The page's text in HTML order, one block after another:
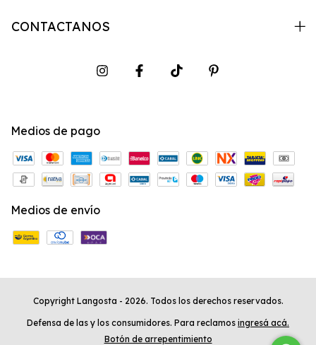
CONTACTANOS
Medios de pago
Medios de envío
Copyright Langosta - 2026. Todos los derechos reservados.
Defensa de las y los consumidores. Para reclamos ingresá acá.
Botón de arrepentimiento